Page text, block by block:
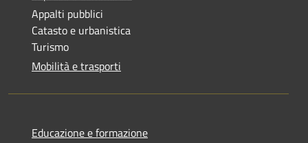
Appalti pubblici
Catasto e urbanistica
Turismo
Mobilità e trasporti
Educazione e formazione